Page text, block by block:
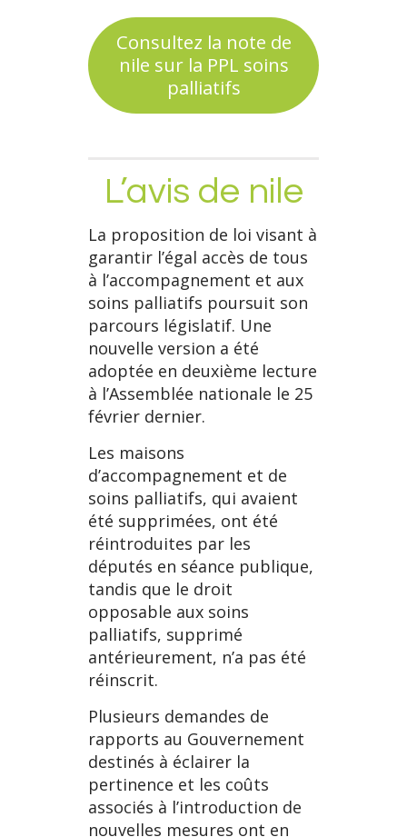
Consultez la note de
nile sur la PPL soins
palliatifs
L’avis de nile
La proposition de loi visant à
garantir l’égal accès de tous
à l’accompagnement et aux
soins palliatifs poursuit son
parcours législatif. Une
nouvelle version a été
adoptée en deuxième lecture
à l’Assemblée nationale le 25
février dernier.
Les maisons
d’accompagnement et de
soins palliatifs, qui avaient
été supprimées, ont été
réintroduites par les
députés en séance publique,
tandis que le droit
opposable aux soins
palliatifs, supprimé
antérieurement, n’a pas été
réinscrit.
Plusieurs demandes de
rapports au Gouvernement
destinés à éclairer la
pertinence et les coûts
associés à l’introduction de
nouvelles mesures ont en